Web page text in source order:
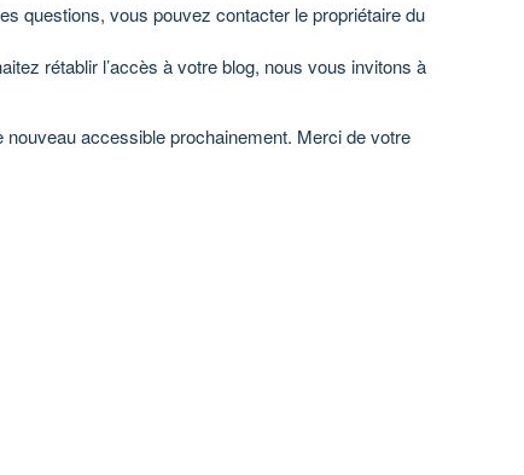
questions, vous pouvez contacter le propriétaire du
rétablir l’accès à votre blog, nous vous invitons à
accessible prochainement. Merci de votre